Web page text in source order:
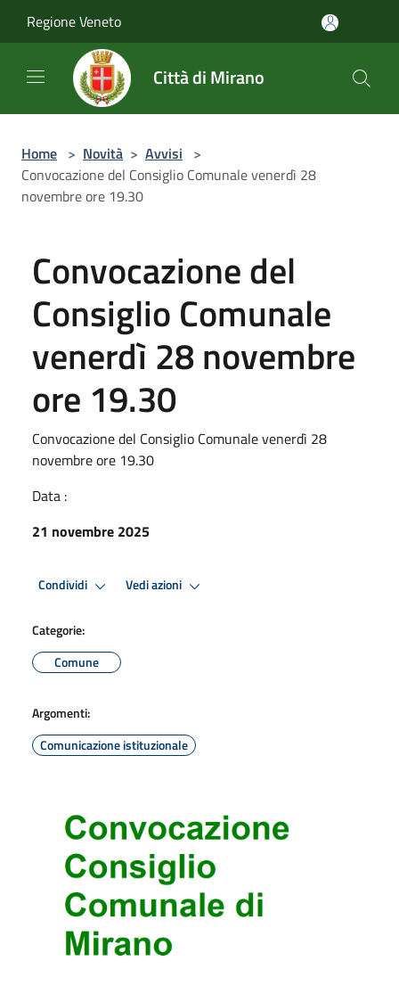
Regione Veneto
Città di Mirano
Home > Novità > Avvisi >
Convocazione del Consiglio Comunale venerdì 28
novembre ore 19.30
Convocazione del
Consiglio Comunale
venerdì 28 novembre
ore 19.30
Convocazione del Consiglio Comunale venerdì 28
novembre ore 19.30
Data :
21 novembre 2025
Condividi Vedi azioni
Categorie:
Comune
Argomenti:
Comunicazione istituzionale